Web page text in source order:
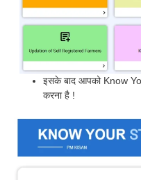
इसके बाद आपको Know
करना है !